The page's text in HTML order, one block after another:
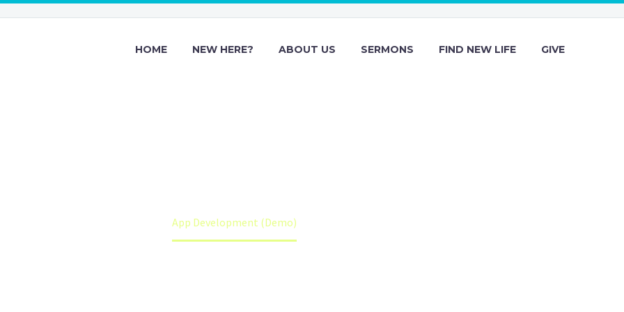
HOME NEW HERE? ABOUT US SERMONS FIND NEW LIFE GIVE
App Development (Demo)